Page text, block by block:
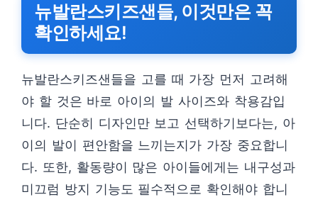
뉴발란스키즈샌들, 이것만은 꼭
확인하세요!
뉴발란스키즈샌들을 고를 때 가장 먼저 고려해
야 할 것은 바로 아이의 발 사이즈와 착용감입
니다. 단순히 디자인만 보고 선택하기보다는, 아
이의 발이 편안함을 느끼는지가 가장 중요합니
다. 또한, 활동량이 많은 아이들에게는 내구성과
미끄럼 방지 기능도 필수적으로 확인해야 합니